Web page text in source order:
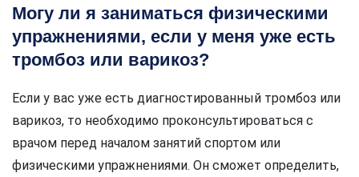
Могу ли я заниматься физическими
упражнениями, если у меня уже есть
тромбоз или варикоз?
Если у вас уже есть диагностированный тромбоз или
варикоз, то необходимо проконсультироваться с
врачом перед началом занятий спортом или
физическими упражнениями. Он сможет определить,